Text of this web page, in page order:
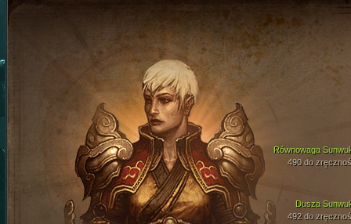
Dusza
492 do
Równowaga
490 do